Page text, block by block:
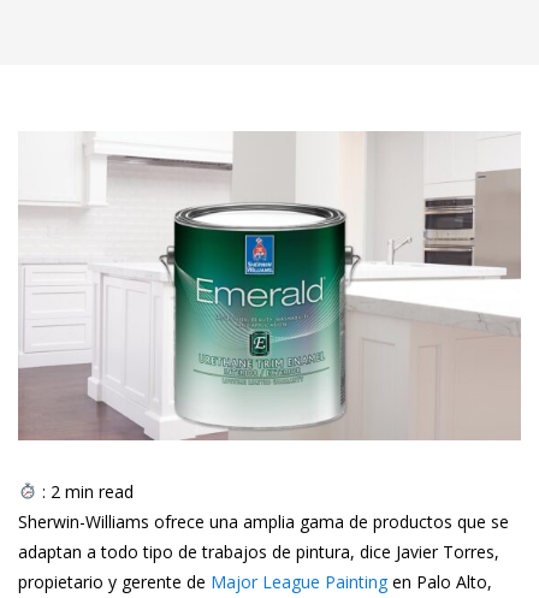
: 2 min read
Sherwin-Williams ofrece una amplia gama de productos que se
adaptan a todo tipo de trabajos de pintura, dice Javier Torres,
propietario y gerente de Major League Painting en Palo Alto,